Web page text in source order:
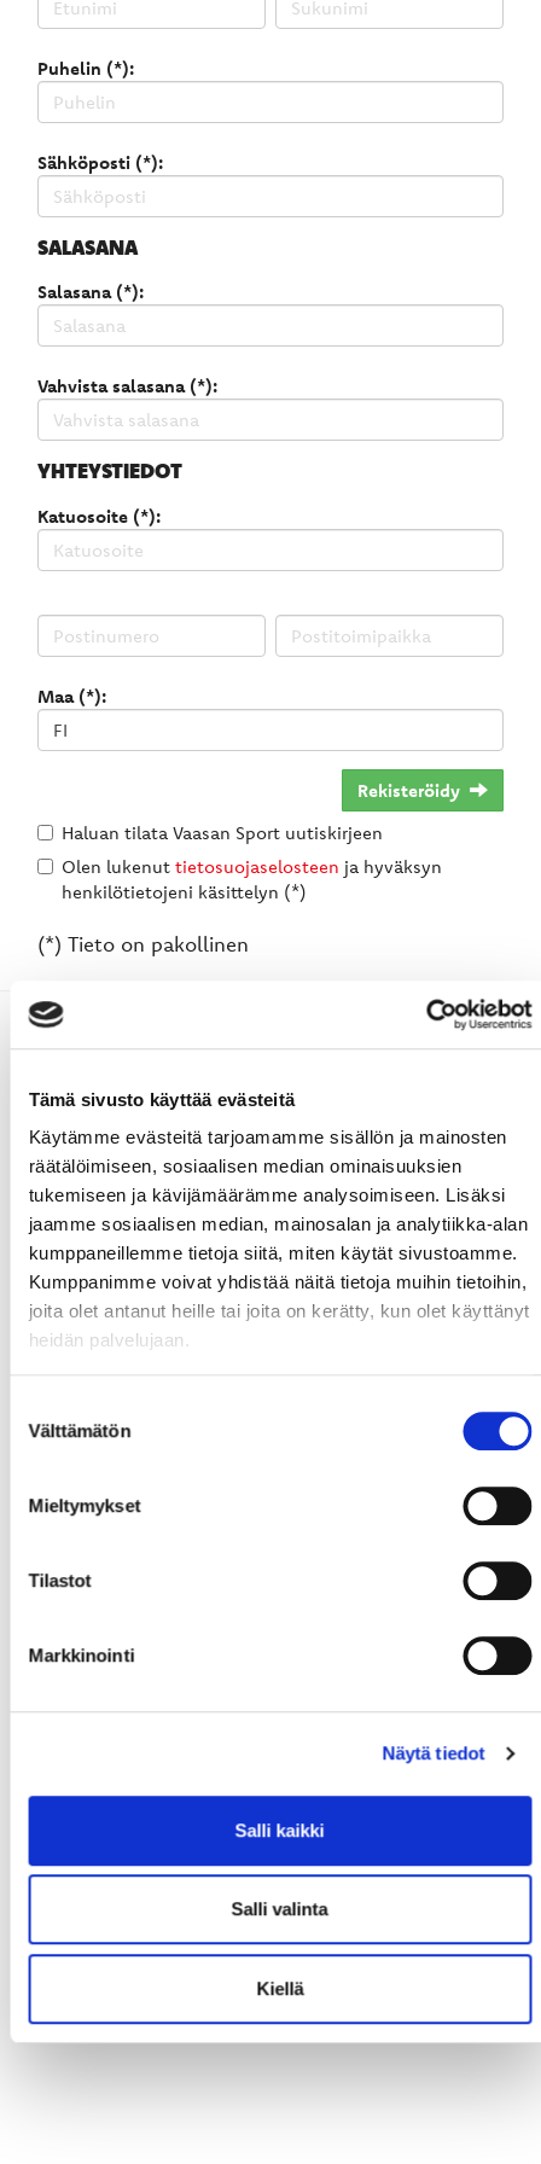
Tämä sivusto käyttää evästeitä
Käytämme evästeitä tarjoamamme sisällön ja mainosten
räätälöimiseen, sosiaalisen median ominaisuuksien
tukemiseen ja kävijämäärämme analysoimiseen. Lisäksi
jaamme sosiaalisen median, mainosalan ja analytiikka-alan
kumppaneillemme tietoja siitä, miten käytät sivustoamme.
Kumppanimme voivat yhdistää näitä tietoja muihin tietoihin,
joita olet antanut heille tai joita on kerätty, kun olet käyttänyt
heidän palvelujaan.
valinta
Välttämätön
Mieltymykset
Tilastot
Markkinointi
Näytä tiedot
Salli kaikki
Salli valinta
Kiellä
Puhelin (*):
Sähköposti (*):
SALASANA
Salasana (*):
Vahvista salasana (*):
YHTEYSTIEDOT
Katuosoite (*):
Maa (*):
Rekisteröidy
Haluan tilata Vaasan Sport uutiskirjeen
Olen lukenut tietosuojaselosteen ja hyväksyn
henkilötietojeni käsittelyn (*)
(*) Tieto on pakollinen